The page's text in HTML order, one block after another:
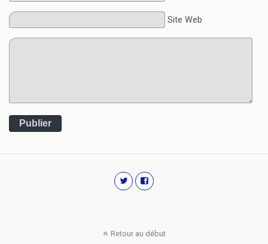
Site Web
Publier
Retour au début